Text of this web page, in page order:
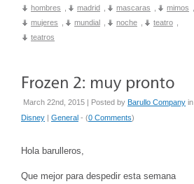
hombres
madrid mascaras mimos
mujeres
mundial noche teatro
teatros
March 22nd, 2015 | Posted by Barullo Company in
Disney | General - (0 Comments)
Hola barulleros,
Que mejor para despedir esta semana